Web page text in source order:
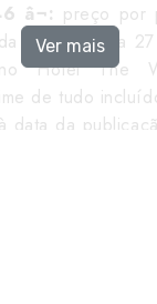
â¬: preço por
de Lisboa a
Hotel The
de tudo
data da
Ver mais